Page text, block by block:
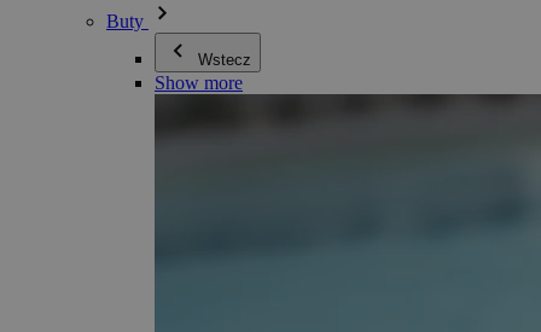
Buty
Wstecz
Show more